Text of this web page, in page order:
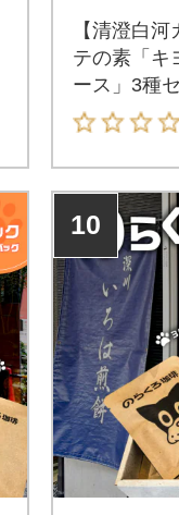
【清澄白
テの素「キ
ース」3種
10